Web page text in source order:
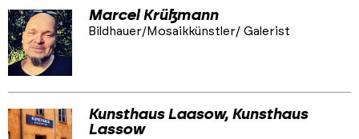
Marcel Krüßmann
Bildhauer/Mosaikkünstler/ Galerist
Kunsthaus Laasow, Kunsthaus
Lassow